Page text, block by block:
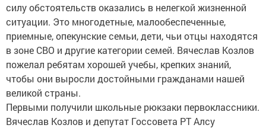
силу обстоятельств оказались в нелегкой жизненной
ситуации. Это многодетные, малообеспеченные,
приемные, опекунские семьи, дети, чьи отцы находятся
в зоне СВО и другие категории семей. Вячеслав Козлов
пожелал ребятам хорошей учебы, крепких знаний,
чтобы они выросли достойными гражданами нашей
великой страны.
Первыми получили школьные рюкзаки первоклассники.
Вячеслав Козлов и депутат Госсовета РТ Алсу